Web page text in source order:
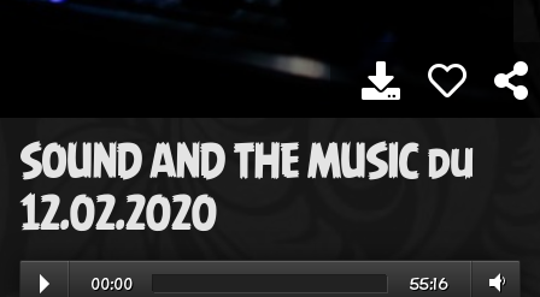
SOUND AND THE MUSIC du
12.02.2020
00:00 55:16